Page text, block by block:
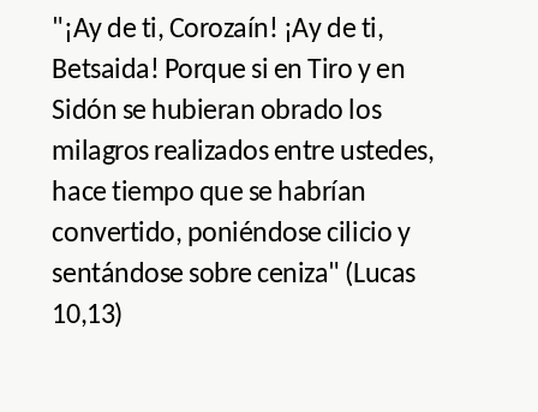
"¡Ay de ti, Corozaín! ¡Ay de ti,
Betsaida! Porque si en Tiro y en
Sidón se hubieran obrado los
milagros realizados entre ustedes,
hace tiempo que se habrían
convertido, poniéndose cilicio y
sentándose sobre ceniza" (Lucas
10,13)